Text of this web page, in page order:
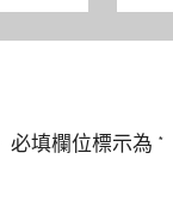
必填欄位標示為 *